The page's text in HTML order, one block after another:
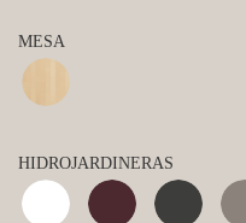
MESA
HIDROJARDINERAS